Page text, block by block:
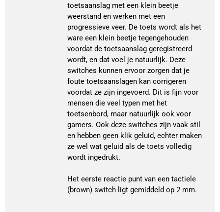
toetsaanslag met een klein beetje
weerstand en werken met een
progressieve veer. De toets wordt als het
ware een klein beetje tegengehouden
voordat de toetsaanslag geregistreerd
wordt, en dat voel je natuurlijk. Deze
switches kunnen ervoor zorgen dat je
foute toetsaanslagen kan corrigeren
voordat ze zijn ingevoerd. Dit is fijn voor
mensen die veel typen met het
toetsenbord, maar natuurlijk ook voor
gamers. Ook deze switches zijn vaak stil
en hebben geen klik geluid, echter maken
ze wel wat geluid als de toets volledig
wordt ingedrukt.
Het eerste reactie punt van een tactiele
(brown) switch ligt gemiddeld op 2 mm.